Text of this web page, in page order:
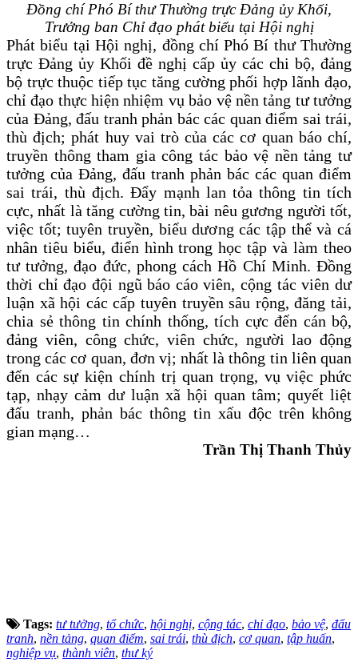
Đồng chí Phó Bí thư Thường trực Đảng ủy Khối,
Trưởng ban Chỉ đạo phát biểu tại Hội nghị
Phát biểu tại Hội nghị, đồng chí Phó Bí thư Thường
trực Đảng ủy Khối đề nghị cấp ủy các chi bộ, đảng
bộ trực thuộc tiếp tục tăng cường phối hợp lãnh đạo,
chỉ đạo thực hiện nhiệm vụ bảo vệ nền tảng tư tưởng
của Đảng, đấu tranh phản bác các quan điểm sai trái,
thù địch; phát huy vai trò của các cơ quan báo chí,
truyền thông tham gia công tác bảo vệ nền tảng tư
tưởng của Đảng, đấu tranh phản bác các quan điểm
sai trái, thù địch. Đẩy mạnh lan tỏa thông tin tích
cực, nhất là tăng cường tin, bài nêu gương người tốt,
việc tốt; tuyên truyền, biểu dương các tập thể và cá
nhân tiêu biểu, điển hình trong học tập và làm theo
tư tưởng, đạo đức, phong cách Hồ Chí Minh. Đồng
thời chỉ đạo đội ngũ báo cáo viên, cộng tác viên dư
luận xã hội các cấp tuyên truyền sâu rộng, đăng tải,
chia sẻ thông tin chính thống, tích cực đến cán bộ,
đảng viên, công chức, viên chức, người lao động
trong các cơ quan, đơn vị; nhất là thông tin liên quan
đến các sự kiện chính trị quan trọng, vụ việc phức
tạp, nhạy cảm dư luận xã hội quan tâm; quyết liệt
đấu tranh, phản bác thông tin xấu độc trên không
gian mạng…
Trần Thị Thanh Thủy
Tags: tư tưởng, tổ chức, hội nghị, cộng tác, chỉ đạo, bảo vệ, đấu
tranh, nền tảng, quan điểm, sai trái, thù địch, cơ quan, tập huấn,
nghiệp vụ, thành viên, thư ký